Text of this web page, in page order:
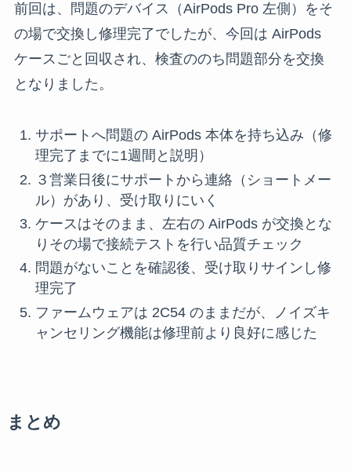
前回は、問題のデバイス（AirPods Pro 左側）をそ
の場で交換し修理完了でしたが、今回は AirPods
ケースごと回収され、検査ののち問題部分を交換
となりました。
サポートへ問題の AirPods 本体を持ち込み（修
理完了までに1週間と説明）
３営業日後にサポートから連絡（ショートメー
ル）があり、受け取りにいく
ケースはそのまま、左右の AirPods が交換とな
りその場で接続テストを行い品質チェック
問題がないことを確認後、受け取りサインし修
理完了
ファームウェアは 2C54 のままだが、ノイズキ
ャンセリング機能は修理前より良好に感じた
まとめ